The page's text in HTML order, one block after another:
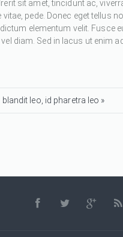
sit amet, tincidunt ac,
pede. Donec eget tellus
elementum velit. Fusce
diam. Sed in lacus ut enim
leo, id pharetra leo »